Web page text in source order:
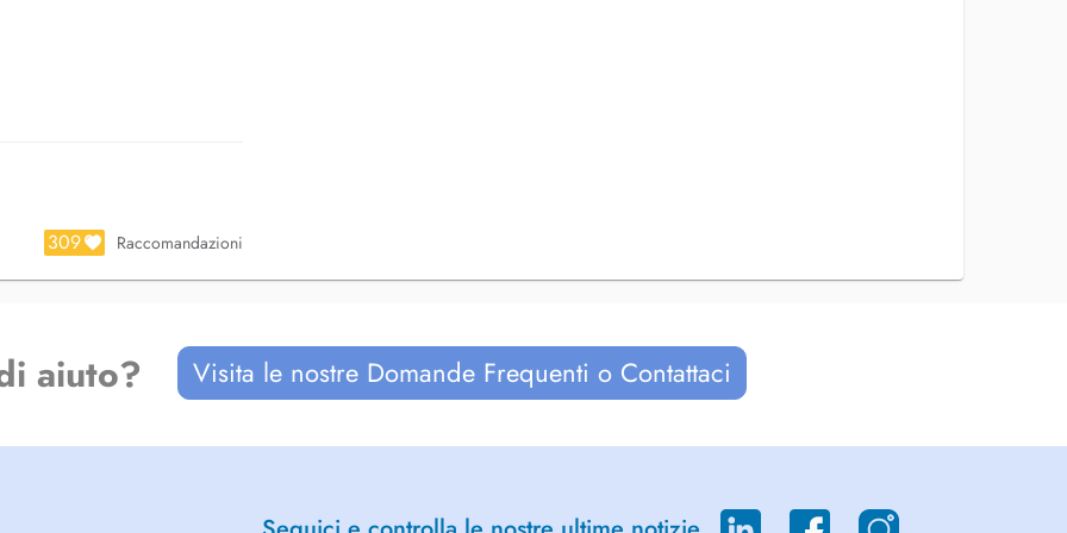
pré-implantaire, pose
de gencive -prothèse
- soins conservatrice et
Votre bien être est
temps de faire le point sur vos
il doit sagir dun véritable
309 Raccomandazioni
aiuto? Visita le nostre Domande Frequenti o Contattaci